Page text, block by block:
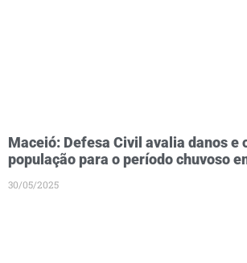
Maceió: Defesa Civil avalia danos e
população para o período chuvoso
30/05/2025